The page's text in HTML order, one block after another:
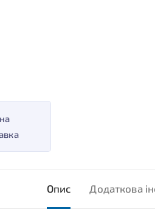
Опис Додаткова